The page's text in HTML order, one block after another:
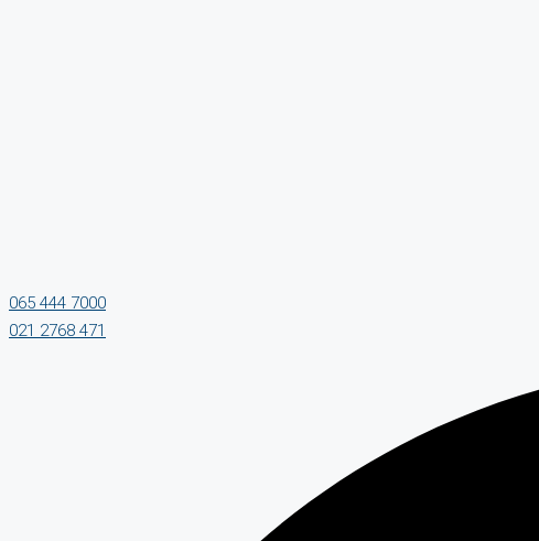
065 444 7000
021 2768 471